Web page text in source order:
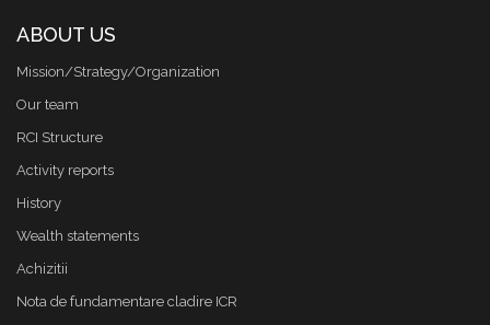
ABOUT US
Mission/Strategy/Organization
Our team
RCI Structure
Activity reports
History
Wealth statements
Achizitii
Nota de fundamentare cladire ICR